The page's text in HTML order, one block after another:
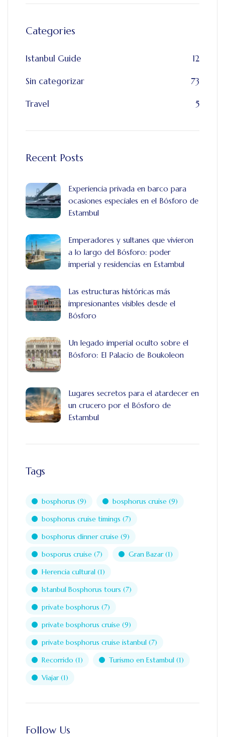
Categories
Istanbul Guide 12
Sin categorizar 73
Travel 5
Recent Posts
Experiencia privada en barco para
ocasiones especiales en el Bósforo de
Estambul
Emperadores y sultanes que vivieron
a lo largo del Bósforo: poder
imperial y residencias en Estambul
Las estructuras históricas más
impresionantes visibles desde el
Bósforo
Un legado imperial oculto sobre el
Bósforo: El Palacio de Boukoleon
Lugares secretos para el atardecer en
un crucero por el Bósforo de
Estambul
Tags
bosphorus (9) bosphorus cruise (9)
bosphorus cruise timings (7)
bosphorus dinner cruise (9)
bosporus cruise (7) Gran Bazar(1)
Herencia cultural (1)
Istanbul Bosphorus tours (7)
private bosphorus (7)
private bosphorus cruise (9)
private bosphorus cruise istanbul (7)
Recorrido (1) Turismo en Estambul (1)
Viajar(1)
Follow Us